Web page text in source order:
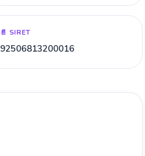
📄 SIRET
92506813200016